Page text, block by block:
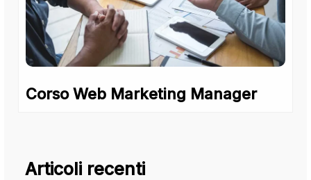
Corso Web Marketing Manager
Articoli recenti